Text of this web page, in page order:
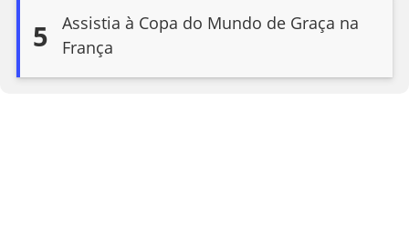
5
Assistia à Copa do Mundo de Graça na
França